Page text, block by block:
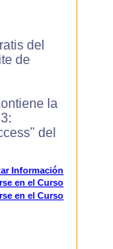
del
de
la
del
Información